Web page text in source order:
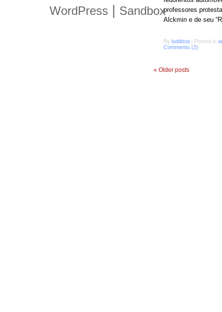
professores
Alckmin e de seu
By luddista | Posted in
Comments (2)
« Older posts
WordPress Sandbox